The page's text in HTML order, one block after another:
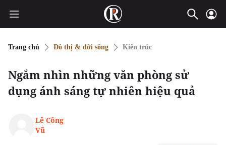
Trang chủ Đô thị & đời sống Kiến trúc
Ngắm nhìn những văn phòng sử
dụng ánh sáng tự nhiên hiệu quả
Lê Công
Vũ